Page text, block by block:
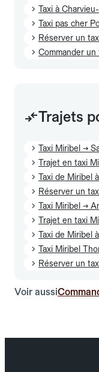
Taxi à
Taxi pas cher
Réserver un
Commander un
Trajets
Taxi Miribel →
Trajet en taxi
Taxi de Miribel
Réserver un
Taxi Miribel →
Trajet en taxi
Taxi de Miribel
Taxi Miribel
Réserver un
Voir aussi